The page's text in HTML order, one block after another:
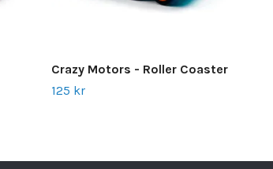
Crazy Motors - Roller Coaster
125 kr